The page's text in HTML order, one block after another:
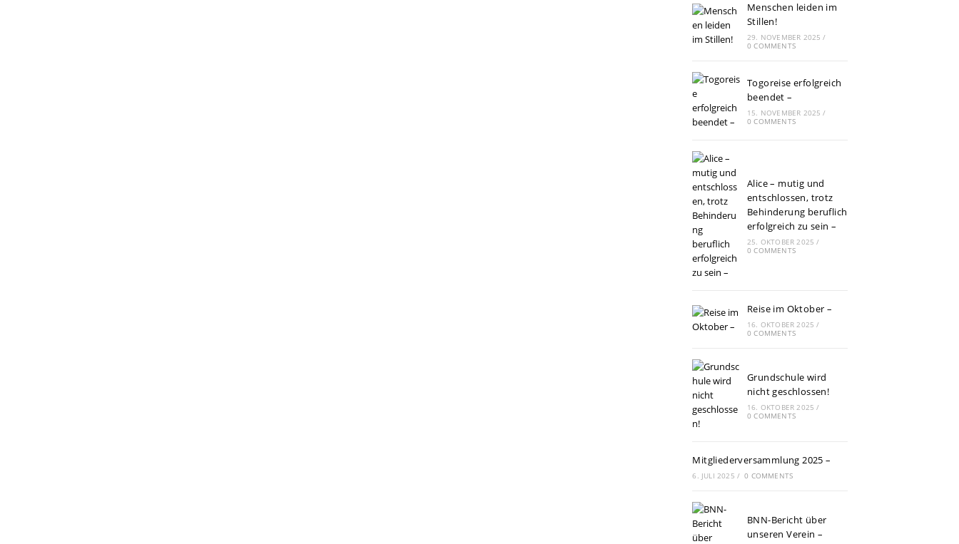
Menschen leiden im
Stillen!
29. NOVEMBER 2025 /
0 COMMENTS
Togoreise erfolgreich
beendet –
15. NOVEMBER 2025 /
0 COMMENTS
Alice – mutig und
entschlossen, trotz
Behinderung beruflich
erfolgreich zu sein –
25. OKTOBER 2025 /
0 COMMENTS
Reise im Oktober –
16. OKTOBER 2025 /
0 COMMENTS
Grundschule wird
nicht geschlossen!
16. OKTOBER 2025 /
0 COMMENTS
Mitgliederversammlung 2025 –
6. JULI 2025 / 0 COMMENTS
BNN-Bericht über
unseren Verein –